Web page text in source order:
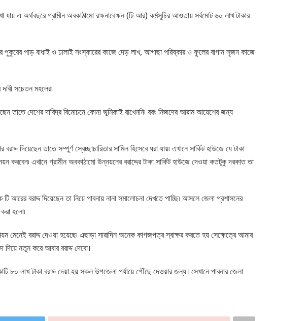
এ অর্থবছরে গ্রামীন অবকাঠামো রক্ষনাবেক্ষন (টি আর) কর্মসূচির আওতায় সর্বমোট ৬০ লাখ টাকার
পুকুরের পাড় বাধাই ও ঢালাই সংস্কারের কাজে দেড় লাখ, আগাছা পরিষ্কার ও ফুলের বাগান সৃজন কাজে
সচেতন মহলের৷
তাতে দেশের দারিদ্র বিমোচনে কোনা ভূমিকাই রাখেননি৷ বরং নিজদের আরাম আয়েশের জন্য
তাতে সম্পুর্ণ স্বেচ্ছাচারিতার সামিল হিসেবে ধরা যায়৷ এখানে সার্কিট হাউজে যে টাকা
করবেন৷ এখানে গ্রামীন অবকাঠামো উন্নয়নের বরাদ্দের টাকা সার্কিট হাউজে দেওয়া কতটুকু দরকাত তা
বরাদ্দ দিয়েছেন তা নিয়ে পাবনায় নানা সমালোচনা দেখতে পাচ্ছি৷ আসলে জেলা প্রশাসনের
হলো৷
বরাদ্দ দেওয়া হয়েছে৷ এছাড়া সারাদিন অনেক কাগজপত্র স্বাক্ষর করতে হয় সেক্ষেত্রে আমার
নতুন করে আবার বরাদ্দ দেবো।
লাখ টাকা বরাদ্দ দেয়া হয় সকল উপজেলা পর্যায়ে পৌঁছে দেওয়ার জন্য। সেখানে পাবনার জেলা